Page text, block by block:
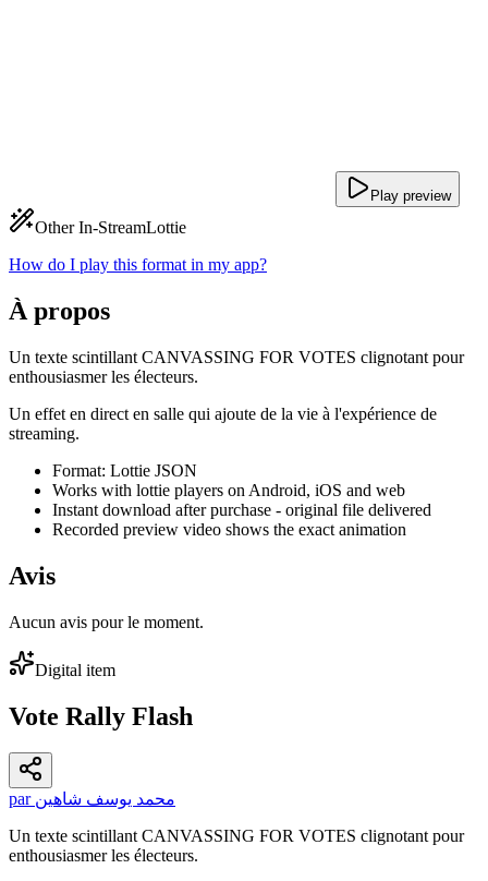
Play preview
Other In-StreamLottie
How do I play this format in my app?
À propos
Un texte scintillant CANVASSING FOR VOTES clignotant pour
enthousiasmer les électeurs.
Un effet en direct en salle qui ajoute de la vie à l'expérience de
streaming.
Format: Lottie JSON
Works with lottie players on Android, iOS and web
Instant download after purchase - original file delivered
Recorded preview video shows the exact animation
Avis
Aucun avis pour le moment.
Digital item
Vote Rally Flash
par محمد يوسف شاهين
Un texte scintillant CANVASSING FOR VOTES clignotant pour
enthousiasmer les électeurs.